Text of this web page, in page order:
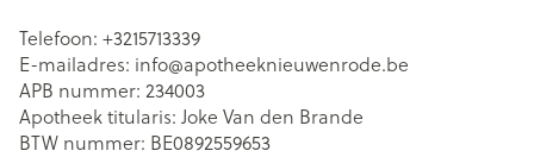
Telefoon: +3215713339
E-mailadres: info@apotheeknieuwenrode.be
APB nummer: 234003
Apotheek titularis: Joke Van den Brande
BTW nummer: BE0892559653